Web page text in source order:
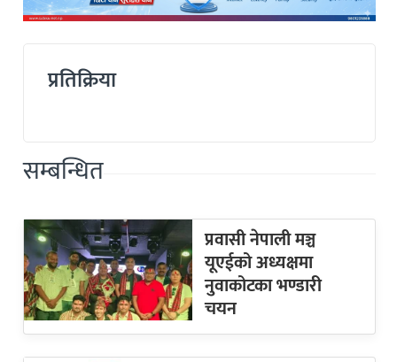
प्रतिक्रिया
सम्बन्धित
प्रवासी नेपाली मञ्च
यूएईको अध्यक्षमा
नुवाकोटका भण्डारी
चयन